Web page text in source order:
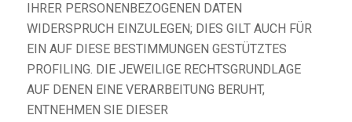
IHRER PERSONENBEZOGENEN DATEN
WIDERSPRUCH EINZULEGEN; DIES GILT AUCH FÜR
EIN AUF DIESE BESTIMMUNGEN GESTÜTZTES
PROFILING. DIE JEWEILIGE RECHTSGRUNDLAGE
AUF DENEN EINE VERARBEITUNG BERUHT,
ENTNEHMEN SIE DIESER